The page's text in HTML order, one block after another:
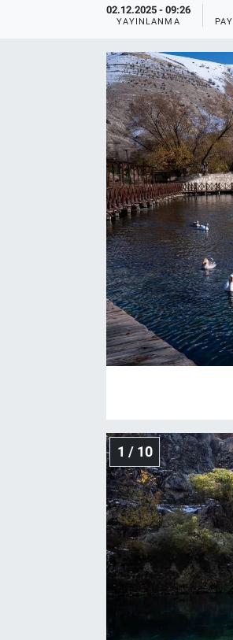
02.12.2025 - 09:26
YAYINLANMA
1 / 10